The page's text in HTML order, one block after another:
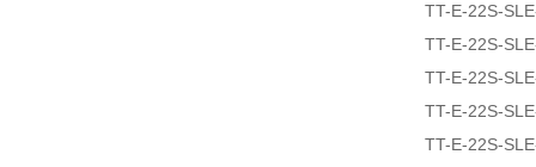
TT-E-22S-
TT-E-22S-
TT-E-22S-
TT-E-22S-
TT-E-22S-